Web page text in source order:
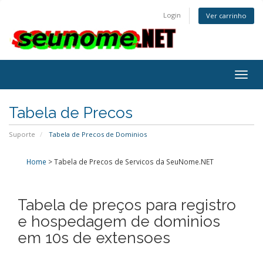
Login Ver carrinho
Tabela de Precos
Suporte Tabela de Precos de Dominios
Home >Tabela de Precos de Servicos da SeuNome.NET
Tabela de preços para registro
e hospedagem de dominios
em 10s de extensoes